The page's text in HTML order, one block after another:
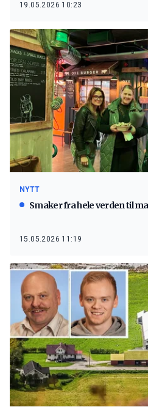
19.05.2026 10:23
NYTT
Smaker fra hele verden til
15.05.2026 11:19